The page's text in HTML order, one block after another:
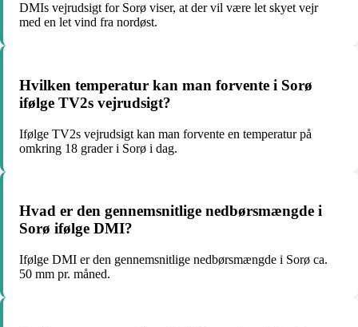
DMIs vejrudsigt for Sorø viser, at der vil være let skyet vejr
med en let vind fra nordøst.
Hvilken temperatur kan man forvente i Sorø
ifølge TV2s vejrudsigt?
Ifølge TV2s vejrudsigt kan man forvente en temperatur på
omkring 18 grader i Sorø i dag.
Hvad er den gennemsnitlige nedbørsmængde i
Sorø ifølge DMI?
Ifølge DMI er den gennemsnitlige nedbørsmængde i Sorø ca.
50 mm pr. måned.